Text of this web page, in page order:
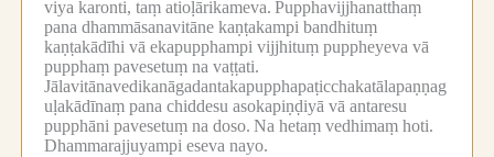
viya karonti, taṃ atioḷārikameva. Pupphavijjhanatthaṃ
pana dhammāsanavitāne kaṇṭakampi bandhituṃ
kaṇṭakādīhi vā ekapupphampi vijjhituṃ puppheyeva vā
pupphaṃ pavesetuṃ na vaṭṭati.
Jālavitānavedikanāgadantakapupphapaṭicchakatālapaṇṇag
uḷakādīnaṃ pana chiddesu asokapiṇḍiyā vā antaresu
pupphāni pavesetuṃ na doso. Na hetaṃ vedhimaṃ hoti.
Dhammarajjuyampi eseva nayo.